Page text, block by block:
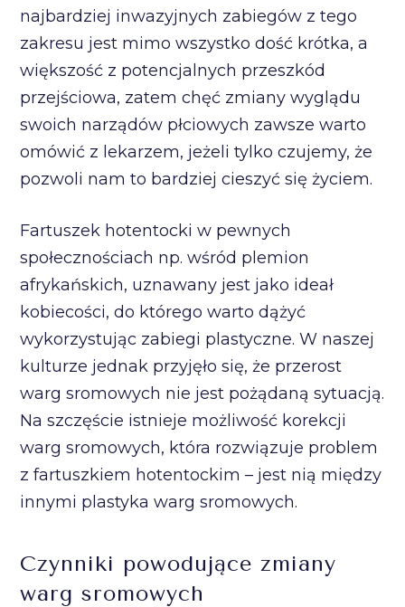
najbardziej inwazyjnych zabiegów z tego
zakresu jest mimo wszystko dość krótka, a
większość z potencjalnych przeszkód
przejściowa, zatem chęć zmiany wyglądu
swoich narządów płciowych zawsze warto
omówić z lekarzem, jeżeli tylko czujemy, że
pozwoli nam to bardziej cieszyć się życiem.
Fartuszek hotentocki w pewnych
społecznościach np. wśród plemion
afrykańskich, uznawany jest jako ideał
kobiecości, do którego warto dążyć
wykorzystując zabiegi plastyczne. W naszej
kulturze jednak przyjęło się, że przerost
warg sromowych nie jest pożądaną sytuacją.
Na szczęście istnieje możliwość korekcji
warg sromowych, która rozwiązuje problem
z fartuszkiem hotentockim – jest nią między
innymi plastyka warg sromowych.
Czynniki powodujące zmiany
warg sromowych